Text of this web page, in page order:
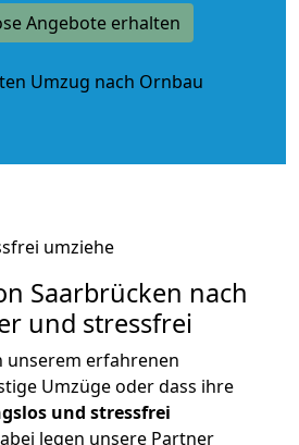
Angebote erhalten
Saarbrücken nach
und stressfrei
unserem erfahrenen
Umzüge oder dass ihre
und stressfrei
legen unsere Partner